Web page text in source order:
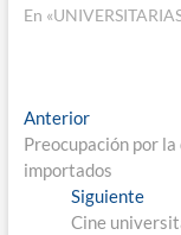
En
Navegación
de
entradas
AnteriorEntrada
anterior:
Preocupación por
importados
Siguiente
Cine